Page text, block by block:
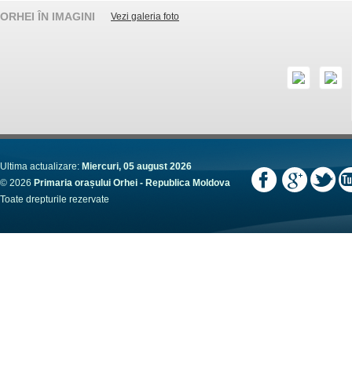
ORHEI ÎN IMAGINI Vezi galeria foto
Ultima actualizare: Miercuri, 05 august 2026
© 2026 Primaria orașului Orhei - Republica Moldova
Toate drepturile rezervate